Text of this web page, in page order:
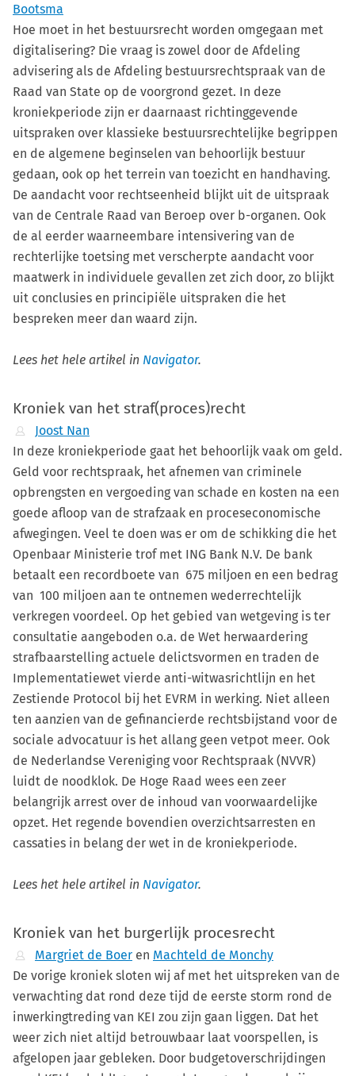
Bootsma
Hoe moet in het bestuursrecht worden omgegaan met
digitalisering? Die vraag is zowel door de Afdeling
advisering als de Afdeling bestuursrechtspraak van de
Raad van State op de voorgrond gezet. In deze
kroniekperiode zijn er daarnaast richtinggevende
uitspraken over klassieke bestuursrechtelijke begrippen
en de algemene beginselen van behoorlijk bestuur
gedaan, ook op het terrein van toezicht en handhaving.
De aandacht voor rechtseenheid blijkt uit de uitspraak
van de Centrale Raad van Beroep over b-organen. Ook
de al eerder waarneembare intensivering van de
rechterlijke toetsing met verscherpte aandacht voor
maatwerk in individuele gevallen zet zich door, zo blijkt
uit conclusies en principiële uitspraken die het
bespreken meer dan waard zijn.
Lees het hele artikel in Navigator.
Kroniek van het straf(proces)recht
Joost Nan
In deze kroniekperiode gaat het behoorlijk vaak om geld.
Geld voor rechtspraak, het afnemen van criminele
opbrengsten en vergoeding van schade en kosten na een
goede afloop van de strafzaak en proceseconomische
afwegingen. Veel te doen was er om de schikking die het
Openbaar Ministerie trof met ING Bank N.V. De bank
betaalt een recordboete van 675 miljoen en een bedrag
van 100 miljoen aan te ontnemen wederrechtelijk
verkregen voordeel. Op het gebied van wetgeving is ter
consultatie aangeboden o.a. de Wet herwaardering
strafbaarstelling actuele delictsvormen en traden de
Implementatiewet vierde anti-witwasrichtlijn en het
Zestiende Protocol bij het EVRM in werking. Niet alleen
ten aanzien van de gefinancierde rechtsbijstand voor de
sociale advocatuur is het allang geen vetpot meer. Ook
de Nederlandse Vereniging voor Rechtspraak (NVVR)
luidt de noodklok. De Hoge Raad wees een zeer
belangrijk arrest over de inhoud van voorwaardelijke
opzet. Het regende bovendien overzichtsarresten en
cassaties in belang der wet in de kroniekperiode.
Lees het hele artikel in Navigator.
Kroniek van het burgerlijk procesrecht
Margriet de Boeren Machteld de Monchy
De vorige kroniek sloten wij af met het uitspreken van de
verwachting dat rond deze tijd de eerste storm rond de
inwerkingtreding van KEI zou zijn gaan liggen. Dat het
weer zich niet altijd betrouwbaar laat voorspellen, is
afgelopen jaar gebleken. Door budgetoverschrijdingen